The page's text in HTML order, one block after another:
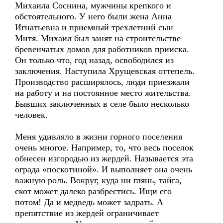
Михаила Соснина, мужчины крепкого и
обстоятельного. У него были жена Анна
Игнатьевна и приемный трехлетний сын
Митя. Михаил был занят на строительстве
бревенчатых домов для работников прииска.
Он только что, год назад, освободился из
заключения. Наступила Хрущевская оттепель.
Производство расширялось, люди приезжали
на работу и на постоянное место жительства.
Бывших заключенных в селе было несколько
человек.
Меня удивляло в жизни горного поселения
очень многое. Например, то, что весь поселок
обнесен изгородью из жердей. Называется эта
ограда «поскотиной». И выполняет она очень
важную роль. Вокруг, куда ни глянь, тайга,
скот может далеко разбрестись. Ищи его
потом! Да и медведь может задрать. А
препятствие из жердей ограничивает